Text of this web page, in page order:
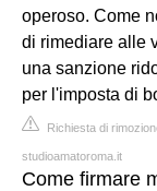
operoso. Come
di rimediare alle
una sanzione
per l'imposta di
Richiesta di
studioamatoroma.it
Come firmare